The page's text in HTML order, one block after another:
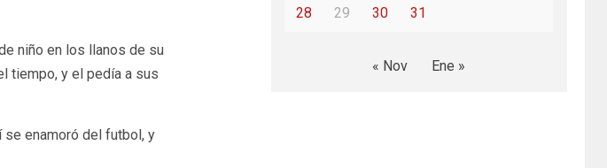
niño en los llanos de su
tiempo, y el pedía a sus
se enamoró del futbol, y
28 29 30 31
« Nov Ene »